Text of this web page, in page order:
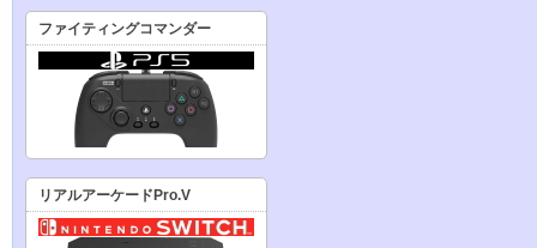
ファイティングコマンダー
リアルアーケードPro.V